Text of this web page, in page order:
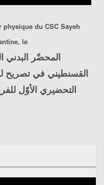
physique du CSC Sayeh
le
المحضّر البدني
القسنطيني في تصريح
التحضيري الأوّل